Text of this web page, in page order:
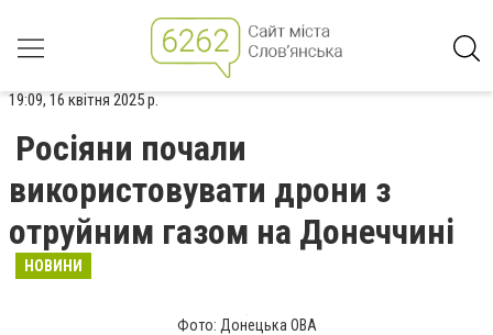
19:09, 16 квітня 2025 р.
Росіяни почали
використовувати дрони з
отруйним газом на Донеччині
НОВИНИ
Фото: Донецька ОВА